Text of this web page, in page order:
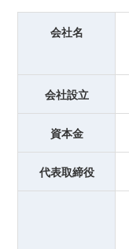
会社名
会社設立
資本金
代表取締役